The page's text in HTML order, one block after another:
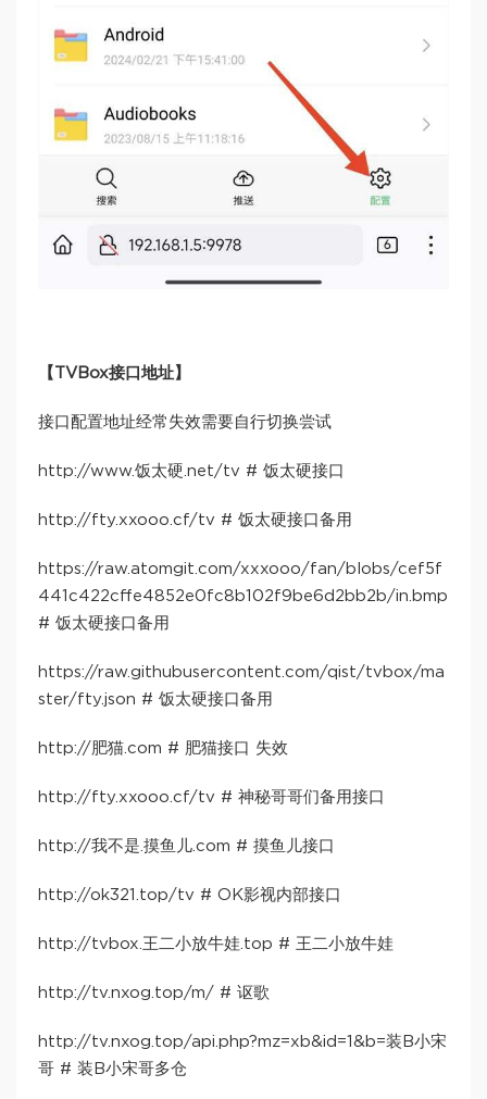
【TVBox接口地址】
接口配置地址经常失效需要自行切换尝试
http://www.饭太硬.net/tv # 饭太硬接口
http://fty.xxooo.cf/tv # 饭太硬接口备用
https://raw.atomgit.com/xxxooo/fan/blobs/cef5f
441c422cffe4852e0fc8b102f9be6d2bb2b/in.bmp
# 饭太硬接口备用
https://raw.githubusercontent.com/qist/tvbox/ma
ster/fty.json # 饭太硬接口备用
http://肥猫.com # 肥猫接口 失效
http://fty.xxooo.cf/tv # 神秘哥哥们备用接口
http://我不是.摸鱼儿.com # 摸鱼儿接口
http://ok321.top/tv # OK影视内部接口
http://tvbox.王二小放牛娃.top # 王二小放牛娃
http://tv.nxog.top/m/ # 讴歌
http://tv.nxog.top/api.php?mz=xb&id=1&b=装B小宋
哥 # 装B小宋哥多仓